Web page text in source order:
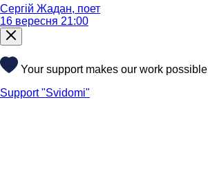
Сергій Жадан, поет
16 вересня 21:00
Your support makes our work possible
Support "Svidomi"